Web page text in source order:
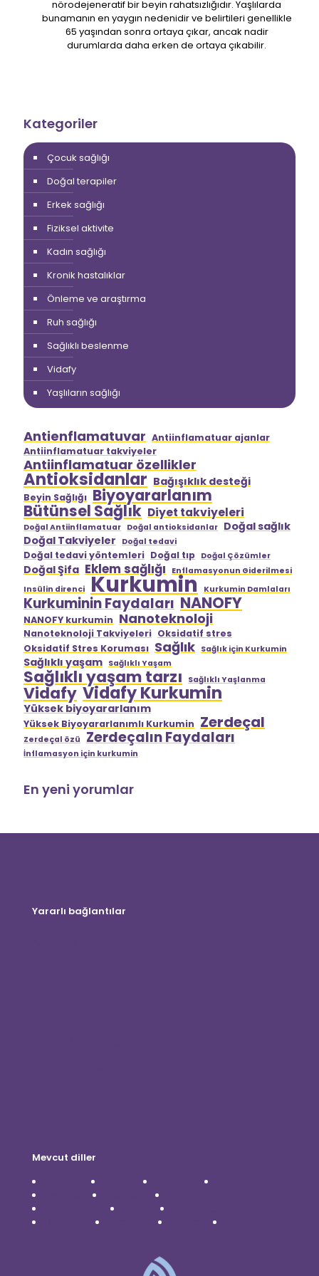
nörodejeneratif bir beyin rahatsızlığıdır. Yaşlılarda
bunamanın en yaygın nedenidir ve belirtileri genellikle
65 yaşından sonra ortaya çıkar, ancak nadir
durumlarda daha erken de ortaya çıkabilir.
Kategoriler
Çocuk sağlığı
Doğal terapiler
Erkek sağlığı
Fiziksel aktivite
Kadın sağlığı
Kronik hastalıklar
Önleme ve araştırma
Ruh sağlığı
Sağlıklı beslenme
Vidafy
Yaşlıların sağlığı
Antienflamatuvar Antiinflamatuar ajanlar
Antiinflamatuar takviyeler
Antiinflamatuar özellikler
Antioksidanlar Bağışıklık desteği
Beyin Sağlığı Biyoyararlanım
Bütünsel Sağlık Diyet takviyeleri
Doğal Antiinflamatuar Doğal antioksidanlar Doğal sağlık
Doğal Takviyeler
Doğal tedavi
Doğal tedavi yöntemleri Doğal tıp Doğal Çözümler
Doğal Şifa Eklem sağlığı
Enflamasyonun Giderilmesi
Insülin direnci Kurkumin Kurkumin Damlaları
Kurkuminin Faydaları NANOFY
NANOFY kurkumin Nanoteknoloji
Nanoteknoloji Takviyeleri Oksidatif stres
Oksidatif Stres Koruması Sağlık Sağlık için Kurkumin
Sağlıklı yaşam Sağlıklı Yaşam
Sağlıklı yaşam tarzı Sağlıklı Yaşlanma
Vidafy Vidafy Kurkumin
Yüksek biyoyararlanım
Yüksek Biyoyararlanımlı Kurkumin Zerdeçal
Zerdeçal özü Zerdeçalın Faydaları
İnflamasyon için kurkumin
En yeni yorumlar
Yararlı bağlantılar
Mevcut diller